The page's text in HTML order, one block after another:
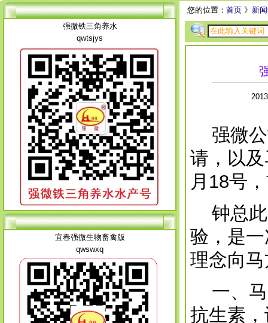
强微铁三角养水
qwtsjys
宜春强微生物畜禽版
qwswxq
您的位置： 首页 》 新
强微公
请，以
月18号
钟总此
验，是
理念向
一、马
抗生素